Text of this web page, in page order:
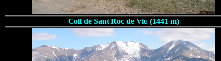
Coll de Sant Roc de Viu (1441 m)